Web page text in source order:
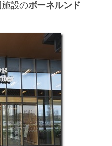
施設のボーネルンド